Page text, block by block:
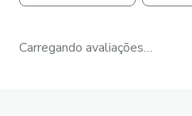
Carregando avaliações…